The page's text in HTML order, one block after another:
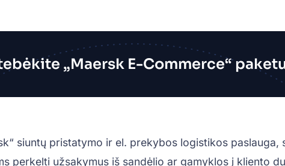
„Maersk E-Commerce“
siuntų pristatymo ir el. prekybos logistikos
perkelti užsakymus iš sandėlio ar gamyklos į kliento